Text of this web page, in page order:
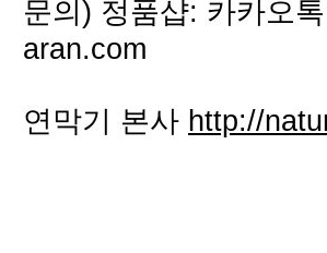
문의) 정품샵: 카카오
aran.com
연막기 본사 http://